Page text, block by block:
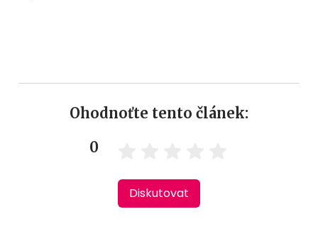
Ohodnoťte tento článek:
0
Diskutovat